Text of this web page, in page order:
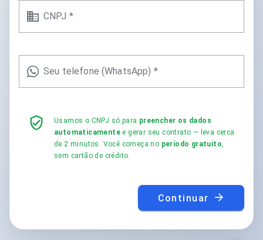
CNPJ *
Seu telefone (WhatsApp) *
Usamos o CNPJ só para preencher os dados
automaticamente e gerar seu contrato — leva cerca
de 2 minutos. Você começa no período gratuito,
sem cartão de crédito.
Continuar